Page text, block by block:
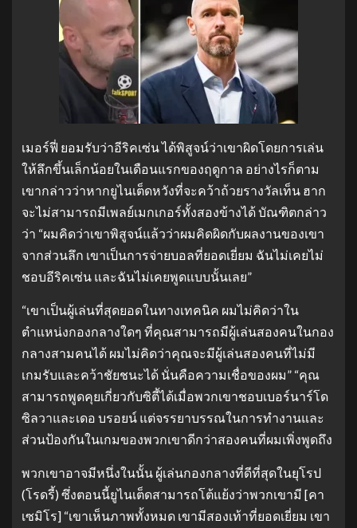
เมอร์ฟี่ ยอมรับว่าอีริคเซ่น ได้พิสูจน์ว่าเขาผิดโดยการเล่น
ให้ลึกขึ้นเล็กน้อยในเดือนแรกของฤดูกาล อย่างไรก็ตาม
เขากล่าวว่าหากยูไนเต็ดหวังที่จะคว้าถ้วยรางวัลเท็น ฮาก
จะไม่สามารถมีเพลย์เมกเกอร์ทั้งสองข้างได้ บัณฑิตกล่าว
ว่า “ผมคิดว่าเขาพิสูจน์แล้วว่าผมคิดผิดกับผลงานของเขา
จากส่วนลึก เขาเป็นการจ่ายบอลที่ยอดเยี่ยม ฉันไม่เคยไม่
ชอบอีริคเซ่น และฉันไม่เคยพูดแบบนั้นเลย”
“เขาเป็นผู้เล่นที่สุดยอดในทางเทคนิค ผมไม่คิดว่าใน
ตำแหน่งกองกลางใดๆ ที่คุณสามารถมีผู้เล่นสองคนในกอง
กลางสามคนได้ ผมไม่คิดว่าคุณจะมีผู้เล่นสองคนที่ไม่มี
เกมรับและคว้าชัยชนะได้ นั่นคือความเชื่อของผม” “คุณ
สามารถพูดคุยเกี่ยวกับซิตี้ได้เมื่อพวกเขาชอบเบอร์นาร์โด
ซิลวาและเดอ บรอยน์ แต่จรรยาบรรณในการทำงานและ
ส่วนป้องกันในเกมของพวกเขาดีกว่าสองคนที่ผมเพิ่งพูดถึง
พวกเขาอาจมีหนึ่งในนั้น ผู้เล่นกองกลางที่ดีที่สุดในยุโรป
(โรดรี้) ซึ่งตอนนี้ยูไนเต็ดสามารถโต้แย้งว่าพวกเขามี [คา
เซมิโร] “เขาเห็นภาพทั้งหมด เขามีสองเท้าที่ยอดเยี่ยม เขา